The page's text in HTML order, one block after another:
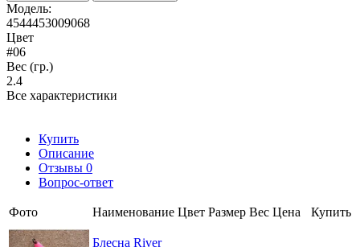
Модель:
4544453009068
Цвет
#06
Вес (гр.)
2.4
Все характеристики
Купить
Описание
Отзывы 0
Вопрос-ответ
Фото Наименование Цвет Размер Вес Цена Купить
Блесна River